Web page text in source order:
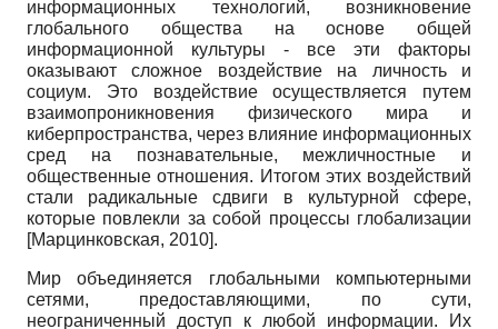
информационных технологий, возникновение
глобального общества на основе общей
информационной культуры - все эти факторы
оказывают сложное воздействие на личность и
социум. Это воздействие осуществляется путем
взаимопроникновения физического мира и
киберпространства, через влияние информационных
сред на познавательные, межличностные и
общественные отношения. Итогом этих воздействий
стали радикальные сдвиги в культурной сфере,
которые повлекли за собой процессы глобализации
[Марцинковская, 2010].
Мир объединяется глобальными компьютерными
сетями, предоставляющими, по сути,
неограниченный доступ к любой информации. Их